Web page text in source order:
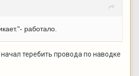
работало.
теребить провода по наводке